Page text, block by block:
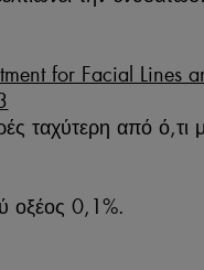
for Facial Lines
ταχύτερη από ό,τι
οξέος 0,1%.